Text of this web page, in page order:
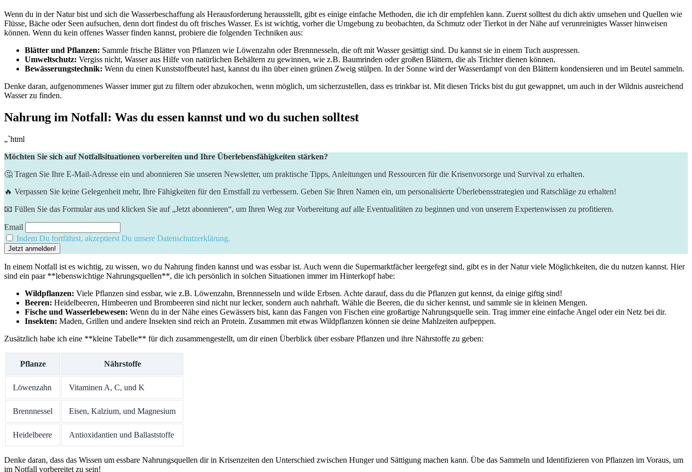
Wenn du ⁣in⁣ der Natur bist und sich die⁤ Wasserbeschaffung⁤ als ‌Herausforderung herausstellt, gibt⁢ es ‍einige‌ einfache Methoden, die‍ ich dir empfehlen kann. ⁢Zuerst solltest du dich‍ aktiv​ umsehen und Quellen wie
Flüsse, Bäche oder ​Seen⁤ aufsuchen, denn dort findest du oft frisches Wasser.‍ Es ist wichtig, ⁤vorher die Umgebung zu beobachten, da ⁢Schmutz oder‍ Tierkot in ⁢der Nähe auf verunreinigtes Wasser hinweisen
können. Wenn du kein offenes⁢ Wasser finden kannst, probiere ‍die folgenden Techniken aus:
Blätter und Pflanzen: Sammle frische Blätter von ⁢Pflanzen wie Löwenzahn ‍oder Brennnesseln, die oft⁣ mit Wasser gesättigt sind. ​Du kannst sie in einem Tuch ‍auspressen.
Umweltschutz: Vergiss nicht, Wasser aus Hilfe ‌von natürlichen Behältern zu gewinnen, wie ⁣z.B. Baumrinden oder großen Blättern, die als Trichter dienen können.
Bewässerungstechnik: Wenn du einen Kunststoffbeutel hast, ⁤kannst ⁣du⁢ ihn über einen ⁤grünen Zweig stülpen. In der Sonne ⁢wird der Wasserdampf von den Blättern kondensieren⁤ und⁤ im Beutel sammeln.
Denke daran, aufgenommenes Wasser immer gut zu⁣ filtern oder ⁤abzukochen, wenn⁤ möglich, um sicherzustellen, dass es ⁤trinkbar ist. Mit diesen Tricks bist ‍du gut gewappnet, um auch in‌ der‍ Wildnis ausreichend
Wasser zu finden.
Nahrung im Notfall: Was ‌du essen ⁣kannst und wo du suchen solltest
„`html
Möchten Sie sich auf Notfallsituationen vorbereiten und Ihre Überlebensfähigkeiten stärken?
🤔 Tragen Sie Ihre E-Mail-Adresse ein und abonnieren Sie unseren Newsletter, um praktische Tipps, Anleitungen und Ressourcen für die Krisenvorsorge und Survival zu erhalten.
🔥 Verpassen Sie keine Gelegenheit mehr, Ihre Fähigkeiten für den Ernstfall zu verbessern. Geben Sie Ihren Namen ein, um personalisierte Überlebensstrategien und Ratschläge zu erhalten!
📧 Füllen Sie das Formular aus und klicken Sie auf „Jetzt abonnieren“, um Ihren Weg zur Vorbereitung auf alle Eventualitäten zu beginnen und von unserem Expertenwissen zu profitieren.
Email
Indem Du fortfährst, akzeptierst Du unsere Datenschutzerklärung.
In einem‍ Notfall ⁣ist ‍es wichtig, zu wissen, wo du Nahrung‍ finden⁣ kannst und was essbar ist. Auch wenn‌ die Supermarktfächer leergefegt sind, gibt⁣ es in der Natur viele Möglichkeiten, die du nutzen kannst. Hier
‍sind ein paar **lebenswichtige Nahrungsquellen**, die ich persönlich ​in solchen Situationen immer im Hinterkopf habe:
Wildpflanzen: Viele Pflanzen sind essbar, wie z.B. Löwenzahn, Brennnesseln und wilde⁢ Erbsen. Achte darauf,‌ dass du die Pflanzen gut kennst, da einige giftig sind!
Beeren: Heidelbeeren, Himbeeren ‍und Brombeeren sind nicht nur lecker, sondern auch nahrhaft. Wähle die Beeren, die‍ du⁢ sicher kennst,‍ und sammle sie in ‍kleinen Mengen.
Fische ⁢und Wasserlebewesen: Wenn du in der⁣ Nähe ⁢eines Gewässers bist, kann das ⁤Fangen⁢ von‍ Fischen eine großartige Nahrungsquelle sein. Trag immer eine ⁣einfache Angel oder ein‌ Netz bei⁣ dir.
Insekten: Maden, Grillen ‍und andere Insekten sind reich an‌ Protein. Zusammen mit etwas Wildpflanzen⁣ können ⁣sie deine ‌Mahlzeiten aufpeppen.
Zusätzlich habe ich eine **kleine Tabelle** für dich zusammengestellt, ⁣um dir einen Überblick über essbare Pflanzen ‌und ihre Nährstoffe ⁤zu geben:
Pflanze Nährstoffe
Löwenzahn Vitaminen A, ⁣C, und K
Brennnessel Eisen, Kalzium, und Magnesium
Heidelbeere Antioxidantien und Ballaststoffe
Denke ‍daran, dass das Wissen‌ um essbare ⁣Nahrungsquellen dir in Krisenzeiten den⁣ Unterschied zwischen Hunger und Sättigung ​machen kann.⁣ Übe das Sammeln und Identifizieren von⁤ Pflanzen im Voraus, um
‍im​ Notfall vorbereitet zu sein!